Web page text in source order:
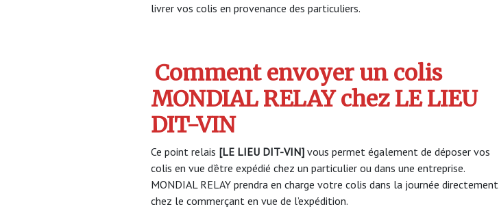
livrer vos colis en provenance des particuliers.
Comment envoyer un colis
MONDIAL RELAY chez LE LIEU
DIT-VIN
Ce point relais [LE LIEU DIT-VIN] vous permet également de déposer vos
colis en vue d’être expédié chez un particulier ou dans une entreprise.
MONDIAL RELAY prendra en charge votre colis dans la journée directement
chez le commerçant en vue de l’expédition.